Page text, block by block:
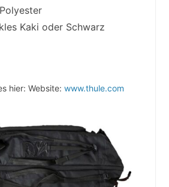
Kaki oder Schwarz
hier: Website: www.thule.com